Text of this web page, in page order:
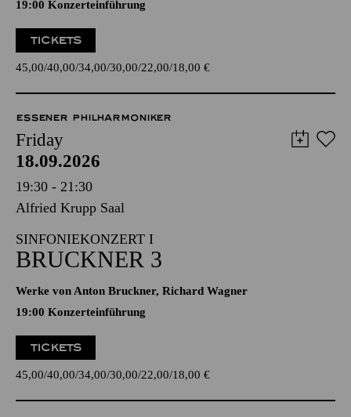
19:00 Konzerteinführung
TICKETS
45,00 40,00 34,00 30,00 22,00 18,00 €
ESSENER PHILHARMONIKER
Friday
18.09.2026
19:30 - 21:30
Alfried Krupp Saal
SINFONIEKONZERT I
BRUCKNER 3
Werke von Anton Bruckner, Richard Wagner
19:00 Konzerteinführung
TICKETS
45,00 40,00 34,00 30,00 22,00 18,00 €